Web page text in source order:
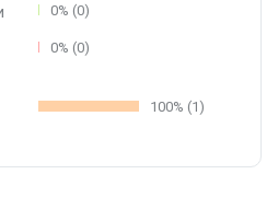
0% (0)
0% (0)
100% (1)